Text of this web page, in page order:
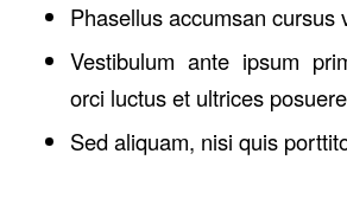
Phasellus accumsan cursus
Vestibulum ante ipsum
orci luctus et ultrices
Sed aliquam, nisi quis